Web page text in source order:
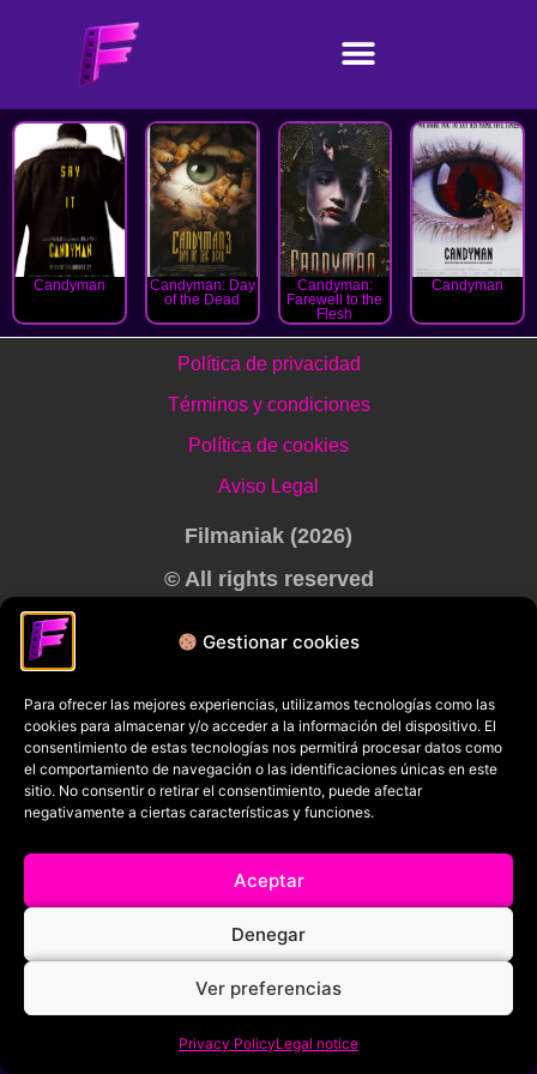
Gestionar cookies
Para ofrecer las mejores experiencias, utilizamos tecnologías como las
cookies para almacenar y/o acceder a la información del dispositivo. El
consentimiento de estas tecnologías nos permitirá procesar datos como
el comportamiento de navegación o las identificaciones únicas en este
sitio. No consentir o retirar el consentimiento, puede afectar
negativamente a ciertas características y funciones.
Aceptar
Denegar
Ver preferencias
Privacy PolicyLegal notice
Candyman
Candyman: Day
of the Dead
Candyman:
Farewell to the
Flesh
Candyman
Política de privacidad
Términos y condiciones
Política de cookies
Aviso Legal
Filmaniak (2026)
© All rights reserved